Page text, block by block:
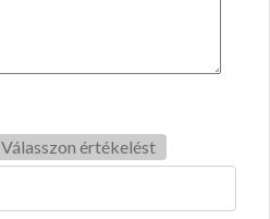
Válasszon értékelést